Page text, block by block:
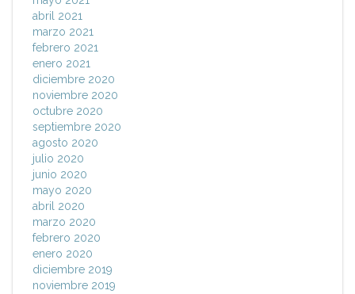
abril 2021
marzo 2021
febrero 2021
enero 2021
diciembre 2020
noviembre 2020
octubre 2020
septiembre 2020
agosto 2020
julio 2020
junio 2020
mayo 2020
abril 2020
marzo 2020
febrero 2020
enero 2020
diciembre 2019
noviembre 2019